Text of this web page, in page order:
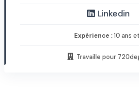
Linkedin
Expérience :10 ans
Travaille pour